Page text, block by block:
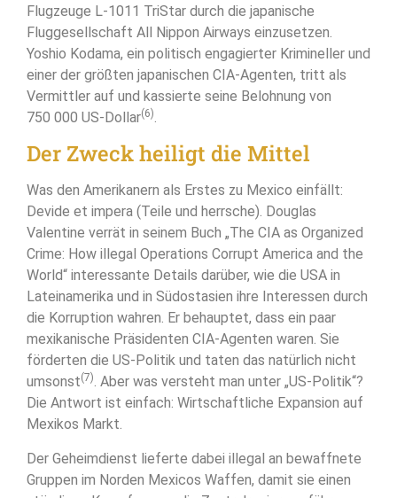
Flugzeuge L-1011 TriStar durch die japanische
Fluggesellschaft All Nippon Airways einzusetzen.
Yoshio Kodama, ein politisch engagierter Krimineller und
einer der größten japanischen CIA-Agenten, tritt als
Vermittler auf und kassierte seine Belohnung von
750 000 US-Dollar(6).
Der Zweck heiligt die Mittel
Was den Amerikanern als Erstes zu Mexico einfällt:
Devide et impera (Teile und herrsche). Douglas
Valentine verrät in seinem Buch „The CIA as Organized
Crime: How illegal Operations Corrupt America and the
World“ interessante Details darüber, wie die USA in
Lateinamerika und in Südostasien ihre Interessen durch
die Korruption wahren. Er behauptet, dass ein paar
mexikanische Präsidenten CIA-Agenten waren. Sie
förderten die US-Politik und taten das natürlich nicht
umsonst(7). Aber was versteht man unter „US-Politik“?
Die Antwort ist einfach: Wirtschaftliche Expansion auf
Mexikos Markt.
Der Geheimdienst lieferte dabei illegal an bewaffnete
Gruppen im Norden Mexicos Waffen, damit sie einen